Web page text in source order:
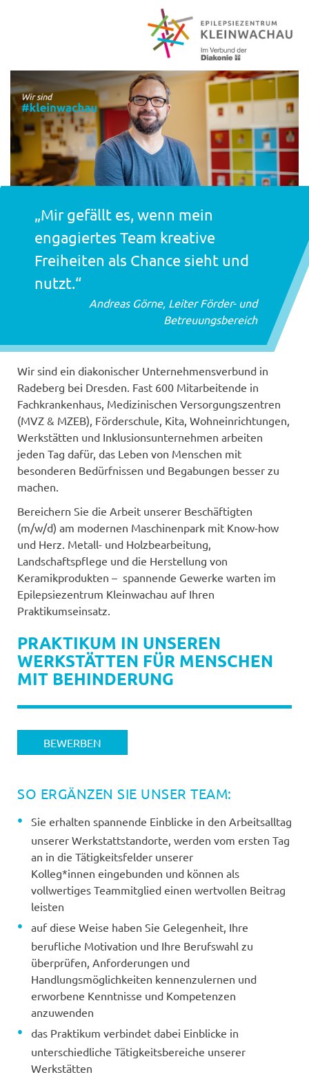
„Mir gefällt es, wenn mein
engagiertes Team kreative
Freiheiten als Chance sieht und
nutzt.“
Andreas Görne, Leiter Förder- und
Betreuungsbereich
Wir sind ein diakonischer Unternehmensverbund in
Radeberg bei Dresden. Fast 600 Mitarbeitende in
Fachkrankenhaus, Medizinischen Versorgungszentren
(MVZ & MZEB), Förderschule, Kita, Wohneinrichtungen,
Werkstätten und Inklusionsunternehmen arbeiten
jeden Tag dafür, das Leben von Menschen mit
besonderen Bedürfnissen und Begabungen besser zu
machen.
Bereichern Sie die Arbeit unserer Beschäftigten
(m/w/d) am modernen Maschinenpark mit Know-how
und Herz. Metall- und Holzbearbeitung,
Landschaftspflege und die Herstellung von
Keramikprodukten – spannende Gewerke warten im
Epilepsiezentrum Kleinwachau auf Ihren
Praktikumseinsatz.
PRAKTIKUM IN UNSEREN
WERKSTÄTTEN FÜR MENSCHEN
MIT BEHINDERUNG
BEWERBEN
SO ERGÄNZEN SIE UNSER TEAM:
Sie erhalten spannende Einblicke in den Arbeitsalltag
unserer Werkstattstandorte, werden vom ersten Tag
an in die Tätigkeitsfelder unserer
Kolleg*innen eingebunden und können als
vollwertiges Teammitglied einen wertvollen Beitrag
leisten
auf diese Weise haben Sie Gelegenheit, Ihre
berufliche Motivation und Ihre Berufswahl zu
überprüfen, Anforderungen und
Handlungsmöglichkeiten kennenzulernen und
erworbene Kenntnisse und Kompetenzen
anzuwenden
das Praktikum verbindet dabei Einblicke in
unterschiedliche Tätigkeitsbereiche unserer
Werkstätten